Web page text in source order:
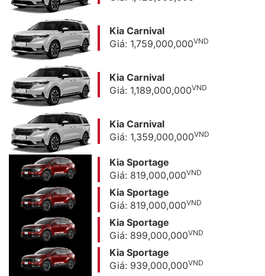
Kia Carnival
Giá: 1,759,000,000VND
Kia Carnival
Giá: 1,189,000,000VND
Kia Carnival
Giá: 1,359,000,000VND
Kia Sportage
Giá: 819,000,000VND
Kia Sportage
Giá: 819,000,000VND
Kia Sportage
Giá: 899,000,000VND
Kia Sportage
Giá: 939,000,000VND